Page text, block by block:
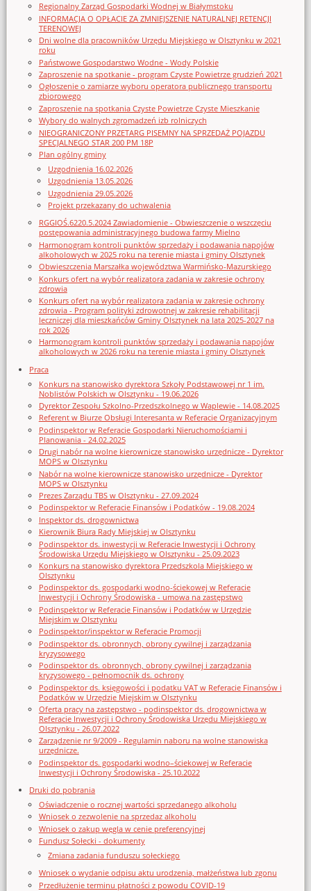
Regionalny Zarząd Gospodarki Wodnej w Białymstoku
INFORMACJA O OPŁACIE ZA ZMNIEJSZENIE NATURALNEJ RETENCJI
TERENOWEJ
Dni wolne dla pracowników Urzędu Miejskiego w Olsztynku w 2021
roku
Państwowe Gospodarstwo Wodne - Wody Polskie
Zaproszenie na spotkanie - program Czyste Powietrze grudzień 2021
Ogłoszenie o zamiarze wyboru operatora publicznego transportu
zbiorowego
Zaproszenie na spotkania Czyste Powietrze Czyste Mieszkanie
Wybory do walnych zgromadzeń izb rolniczych
NIEOGRANICZONY PRZETARG PISEMNY NA SPRZEDAŻ POJAZDU
SPECJALNEGO STAR 200 PM 18P
Plan ogólny gminy
Uzgodnienia 16.02.2026
Uzgodnienia 13.05.2026
Uzgodnienia 29.05.2026
Projekt przekazany do uchwalenia
RGGIOŚ.6220.5.2024 Zawiadomienie - Obwieszczenie o wszczęciu
postępowania administracyjnego budowa farmy Mielno
Harmonogram kontroli punktów sprzedaży i podawania napojów
alkoholowych w 2025 roku na terenie miasta i gminy Olsztynek
Obwieszczenia Marszałka województwa Warmińsko-Mazurskiego
Konkurs ofert na wybór realizatora zadania w zakresie ochrony
zdrowia
Konkurs ofert na wybór realizatora zadania w zakresie ochrony
zdrowia - Program polityki zdrowotnej w zakresie rehabilitacji
leczniczej dla mieszkańców Gminy Olsztynek na lata 2025-2027 na
rok 2026
Harmonogram kontroli punktów sprzedaży i podawania napojów
alkoholowych w 2026 roku na terenie miasta i gminy Olsztynek
Praca
Konkurs na stanowisko dyrektora Szkoły Podstawowej nr 1 im.
Noblistów Polskich w Olsztynku - 19.06.2026
Dyrektor Zespołu Szkolno-Przedszkolnego w Waplewie - 14.08.2025
Referent w Biurze Obsługi Interesanta w Referacie Organizacyjnym
Podinspektor w Referacie Gospodarki Nieruchomościami i
Planowania - 24.02.2025
Drugi nabór na wolne kierownicze stanowisko urzędnicze - Dyrektor
MOPS w Olsztynku
Nabór na wolne kierownicze stanowisko urzędnicze - Dyrektor
MOPS w Olsztynku
Prezes Zarządu TBS w Olsztynku - 27.09.2024
Podinspektor w Referacie Finansów i Podatków - 19.08.2024
Inspektor ds. drogownictwa
Kierownik Biura Rady Miejskiej w Olsztynku
Podinspektor ds. inwestycji w Referacie Inwestycji i Ochrony
Środowiska Urzędu Miejskiego w Olsztynku - 25.09.2023
Konkurs na stanowisko dyrektora Przedszkola Miejskiego w
Olsztynku
Podinspektor ds. gospodarki wodno-ściekowej w Referacie
Inwestycji i Ochrony Środowiska - umowa na zastępstwo
Podinspektor w Referacie Finansów i Podatków w Urzędzie
Miejskim w Olsztynku
Podinspektor/inspektor w Referacie Promocji
Podinspektor ds. obronnych, obrony cywilnej i zarządzania
kryzysowego
Podinspektor ds. obronnych, obrony cywilnej i zarządzania
kryzysowego - pełnomocnik ds. ochrony
Podinspektor ds. księgowości i podatku VAT w Referacie Finansów i
Podatków w Urzędzie Miejskim w Olsztynku
Oferta pracy na zastępstwo - podinspektor ds. drogownictwa w
Referacie Inwestycji i Ochrony Środowiska Urzędu Miejskiego w
Olsztynku - 26.07.2022
Zarządzenie nr 9/2009 - Regulamin naboru na wolne stanowiska
urzędnicze.
Podinspektor ds. gospodarki wodno–ściekowej w Referacie
Inwestycji i Ochrony Środowiska - 25.10.2022
Druki do pobrania
Oświadczenie o rocznej wartości sprzedanego alkoholu
Wniosek o zezwolenie na sprzedaz alkoholu
Wniosek o zakup węgla w cenie preferencyjnej
Fundusz Sołecki - dokumenty
Zmiana zadania funduszu sołeckiego
Wniosek o wydanie odpisu aktu urodzenia, małżeństwa lub zgonu
Przedłużenie terminu płatności z powodu COVID-19